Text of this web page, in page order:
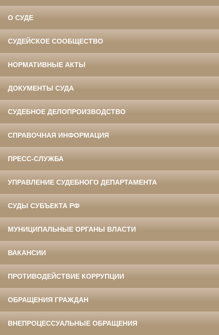
О СУДЕ
СУДЕЙСКОЕ СООБЩЕСТВО
НОРМАТИВНЫЕ АКТЫ
ДОКУМЕНТЫ СУДА
СУДЕБНОЕ ДЕЛОПРОИЗВОДСТВО
СПРАВОЧНАЯ ИНФОРМАЦИЯ
ПРЕСС-СЛУЖБА
УПРАВЛЕНИЕ СУДЕБНОГО ДЕПАРТАМЕНТА
СУДЫ СУБЪЕКТА РФ
МУНИЦИПАЛЬНЫЕ ОРГАНЫ ВЛАСТИ
ВАКАНСИИ
ПРОТИВОДЕЙСТВИЕ КОРРУПЦИИ
ОБРАЩЕНИЯ ГРАЖДАН
ВНЕПРОЦЕССУАЛЬНЫЕ ОБРАЩЕНИЯ